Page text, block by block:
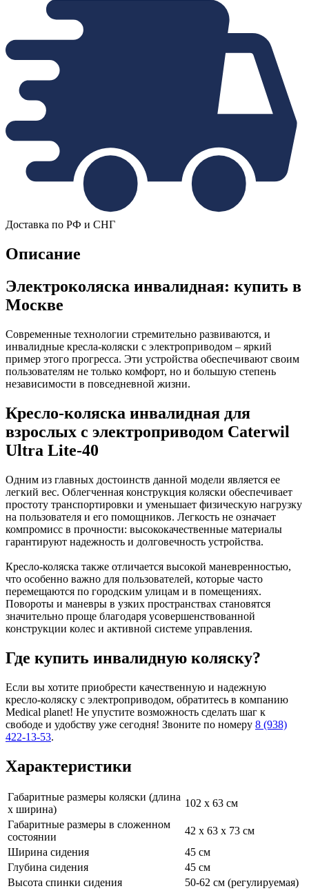
Доставка по РФ и СНГ
Описание
Электроколяска инвалидная: купить в
Москве
Современные технологии стремительно развиваются, и
инвалидные кресла-коляски с электроприводом – яркий
пример этого прогресса. Эти устройства обеспечивают своим
пользователям не только комфорт, но и большую степень
независимости в повседневной жизни.
Кресло-коляска инвалидная для
взрослых с электроприводом Caterwil
Ultra Lite-40
Одним из главных достоинств данной модели является ее
легкий вес. Облегченная конструкция коляски обеспечивает
простоту транспортировки и уменьшает физическую нагрузку
на пользователя и его помощников. Легкость не означает
компромисс в прочности: высококачественные материалы
гарантируют надежность и долговечность устройства.
Кресло-коляска также отличается высокой маневренностью,
что особенно важно для пользователей, которые часто
перемещаются по городским улицам и в помещениях.
Повороты и маневры в узких пространствах становятся
значительно проще благодаря усовершенствованной
конструкции колес и активной системе управления.
Где купить инвалидную коляску?
Если вы хотите приобрести качественную и надежную
кресло-коляску с электроприводом, обратитесь в компанию
Medical planet! Не упустите возможность сделать шаг к
свободе и удобству уже сегодня! Звоните по номеру 8 (938)
422-13-53.
Характеристики
Габаритные размеры коляски (длина
x ширина)
102 x 63 см
Габаритные размеры в сложенном
состоянии
42 х 63 х 73 см
Ширина сидения
45 см
Глубина сидения
45 см
Высота спинки сидения
50-62 см (регулируемая)